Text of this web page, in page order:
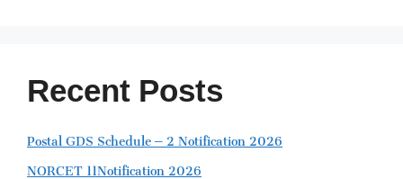
Recent Posts
Postal GDS Schedule – 2 Notification 2026
NORCET 11Notification 2026